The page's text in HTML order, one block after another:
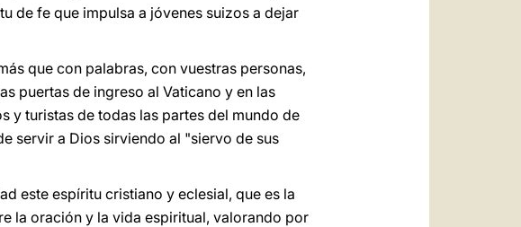
de fe que impulsa a jóvenes suizos a dejar
que con palabras, con vuestras personas,
puertas de ingreso al Vaticano y en las
y turistas de todas las partes del mundo de
servir a Dios sirviendo al "siervo de sus
este espíritu cristiano y eclesial, que es la
la oración y la vida espiritual, valorando por